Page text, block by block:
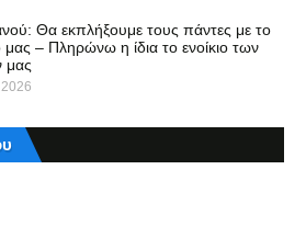
Θα εκπλήξουμε τους πάντες με το
– Πληρώνω η ίδια το ενοίκιο των
μας